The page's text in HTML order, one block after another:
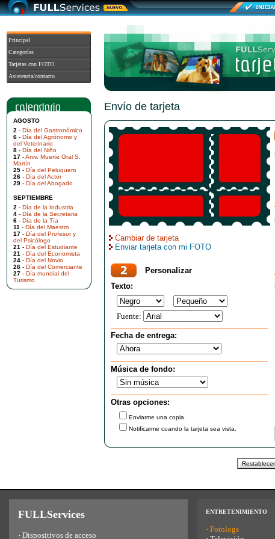
Principal
Categorías
Tarjetas con FOTO
Asistencia/contacto
AGOSTO
2 - Día del Gastronómico
6 - Día del Agrónomo y
del Veterinario
8 - Día del Niño
17 -Aniv. Muerte Gral S.
Martín
25 - Día del Peluquero
26 - Día del Actor
29 - Día del Abogado
SEPTIEMBRE
2 - Día de la Industria
4 - Día de la Secretaria
6 - Día de la Tía
11 - Día del Maestro
17 - Día del Profesor y
del Psicólogo
21 - Día del Estudiante
21 - Día del Economista
24 - Día del Novio
26 - Día del Comerciante
27 - Día mundial del
Turismo
Envío de tarjeta
Cambiar de tarjeta
Enviar tarjeta con mi FOTO
Personalizar
Texto:
Fuente:
Fecha de entrega:
Música de fondo:
Otras opciones:
Enviarme una copia.
Notificarme cuando la tarjeta sea vista.
FULLServices
· Dispositivos de acceso
ENTRETENIMIENTO
· Fotologs